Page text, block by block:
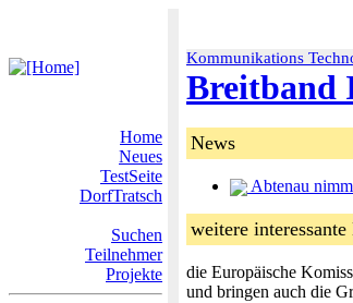
Kommunikations
Home
Neues
TestSeite
DorfTratsch
Suchen
Teilnehmer
Projekte
News
Abtenau
weitere
die Europäische
und bringen auch die